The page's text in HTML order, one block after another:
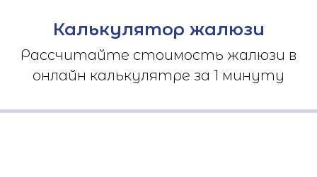
Калькулятор жалюзи
Рассчитайте стоимость жалюзи в
онлайн калькулятре за 1 минуту